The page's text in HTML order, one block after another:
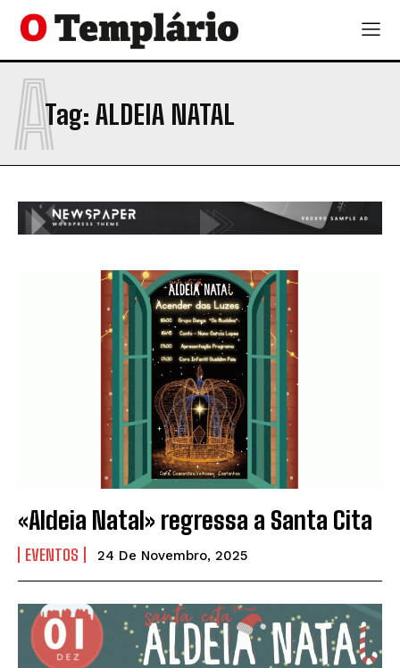
Tag: ALDEIA NATAL
A
«Aldeia Natal» regressa a Santa Cita
EVENTOS 24 De Novembro, 2025